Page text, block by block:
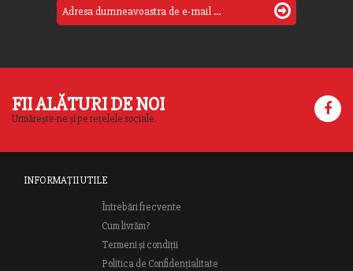
FII ALĂTURI DE NOI
Urmărește-ne și pe rețelele sociale.
INFORMAȚII UTILE
Întrebări frecvente
Cum livrăm?
Termeni și condiții
Politica de Confidențialitate